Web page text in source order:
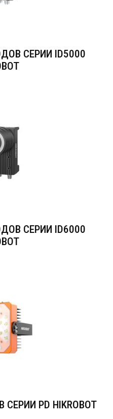
СЕРИИ ID5000
СЕРИИ ID6000
PD HIKROBOT